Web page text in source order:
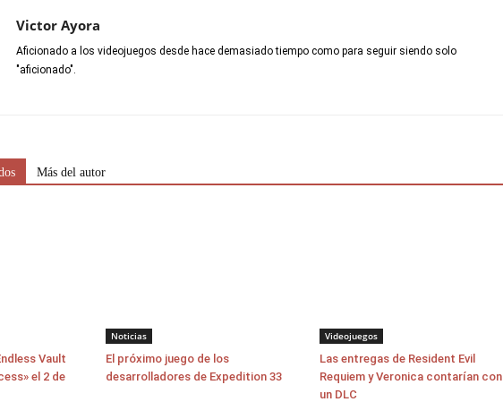
Victor Ayora
Aficionado a los videojuegos desde hace demasiado tiempo como para seguir siendo solo
"aficionado".
Más del autor
Vault
el 2 de
Noticias
El próximo juego de los
desarrolladores de Expedition 33
Videojuegos
Las entregas de Resident Evil
Requiem y Veronica contarían con
un DLC